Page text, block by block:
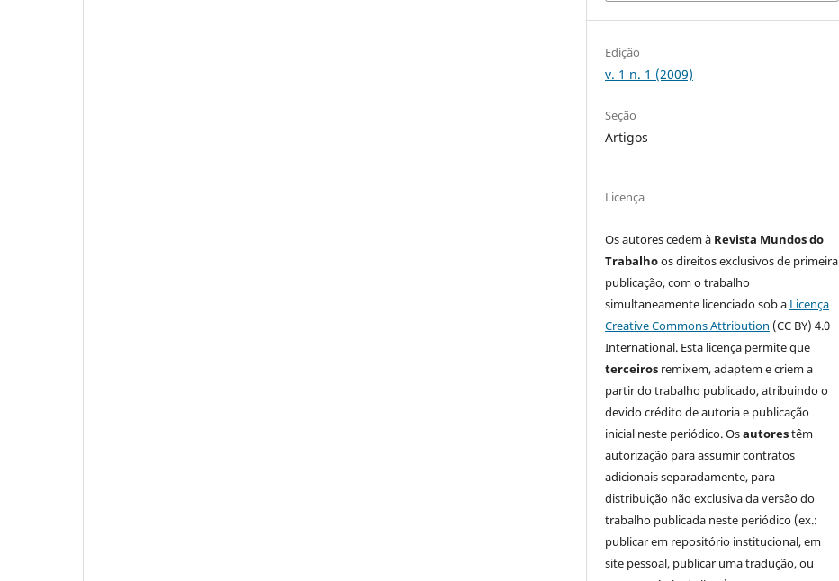
Edição
v. 1 n. 1 (2009)
Seção
Artigos
Licença
Os autores cedem à Revista Mundos do
Trabalhoos direitos exclusivos de primeira
publicação, com o trabalho
simultaneamente licenciado sob a Licença
Creative Commons Attribution (CC BY) 4.0
International. Esta licença permite que
terceiros remixem, adaptem e criem a
partir do trabalho publicado, atribuindo o
devido crédito de autoria e publicação
inicial neste periódico. Osautorestêm
autorização para assumir contratos
adicionais separadamente, para
distribuição não exclusiva da versão do
trabalho publicada neste periódico (ex.:
publicar em repositório institucional, em
site pessoal, publicar uma tradução, ou